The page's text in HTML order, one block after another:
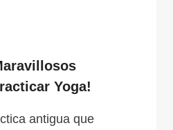
Yoga!
antigua que